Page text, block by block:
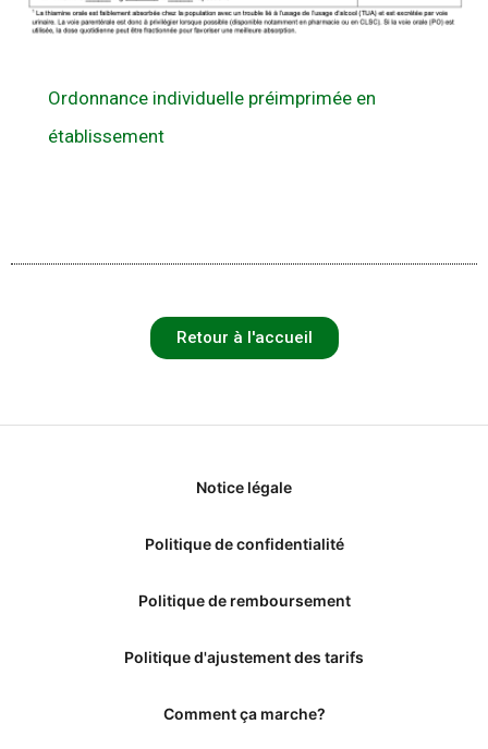
Ordonnance individuelle préimprimée en
établissement
Retour à l'accueil
Notice légale
Politique de confidentialité
Politique de remboursement
Politique d'ajustement des tarifs
Comment ça marche?